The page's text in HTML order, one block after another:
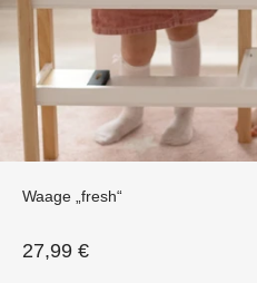
Waage „fresh“
Angebot
27,99 €